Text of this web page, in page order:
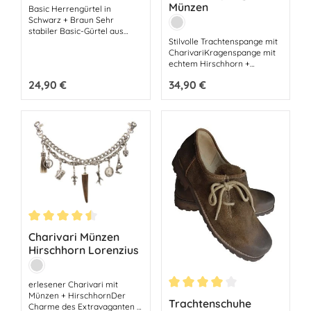
Basic Herrengürtel in
Schwarz + Braun Sehr
stabiler Basic-Gürtel aus
Verhältnis. Passt prima zu
jeder Trachtenlederhose
oder Jeanshose. 100%
PolyurethanBreite 3,8
cm verstellbarglattes
Finisheckige Metall-
Schnallesehr stabil und
hochwertigFarbe Schwarz +
Braun
Regulärer Preis:
24,90 €
Münzen
Farbe:
Silber
Stilvolle Trachtenspange mit
CharivariKragenspange mit
echtem Hirschhorn +
Elementen -passt zu jedem
ClipsMetall Messing
Regulärer Preis:
34,90 €
Durchschnittliche Bewertung von 4.4 von 5 Sternen
Charivari Münzen
Hirschhorn Lorenzius
Farbe:
Silber
erlesener Charivari mit
Münzen + HirschhornDer
Charme des Extravaganten -
Durchschnittliche
Trachtenschuhe